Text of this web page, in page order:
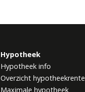
Hypotheek
Hypotheek info
Overzicht hypotheekrente
Maximale hypotheek